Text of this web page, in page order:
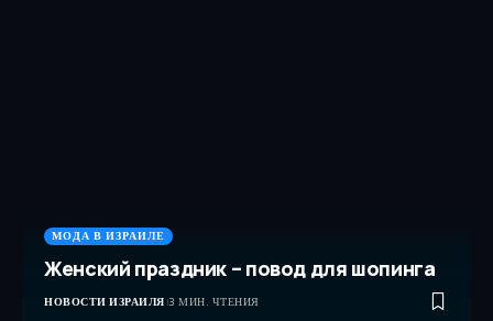
МОДА В ИЗРАИЛЕ
Женский праздник – повод для шопинга
НОВОСТИ ИЗРАИЛЯ 3 МИН. ЧТЕНИЯ